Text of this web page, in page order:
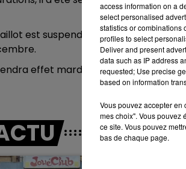
DE CAISSE
est suspendu de banc de
effet mardi prochain, le 13
access information on a
select personalised
statistics or combinations
profiles to select
Deliver and present
data such as IP address
requested; Use precise
based on information
Vous pouvez accepter en
mes choix". Vous pouvez
ce site. Vous pouvez
bas de chaque page.